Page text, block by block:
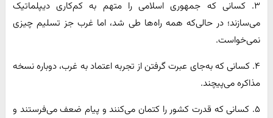
۳. کسانی که جمهوری اسلامی را متهم به کم‌کاری دیپلماتیک
می‌سازند؛ در حالی‌که همه راه‌ها طی شد، اما غرب جز تسلیم چیزی
نمی‌خواست.
۴. کسانی که به‌جای عبرت گرفتن از تجربه اعتماد به غرب، دوباره نسخه
مذاکره می‌پیچند.
۵. کسانی که قدرت کشور را کتمان می‌کنند و پیام ضعف می‌فرستند و